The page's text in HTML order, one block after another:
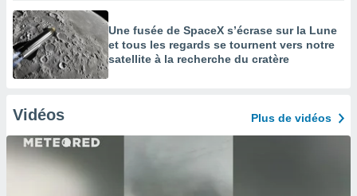
Une fusée de SpaceX s’écrase sur la Lune
et tous les regards se tournent vers notre
satellite à la recherche du cratère
Vidéos Plus de vidéos